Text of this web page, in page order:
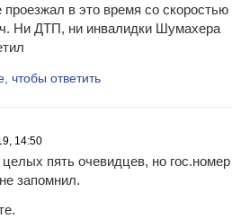
проезжал в это время со скоростью
Ни ДТП, ни инвалидки Шумахера
чтобы ответить
14:50
пять очевидцев, но гос.номер
запомнил.